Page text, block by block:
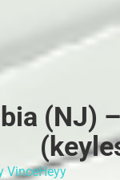
(NJ)
VinceHeyy